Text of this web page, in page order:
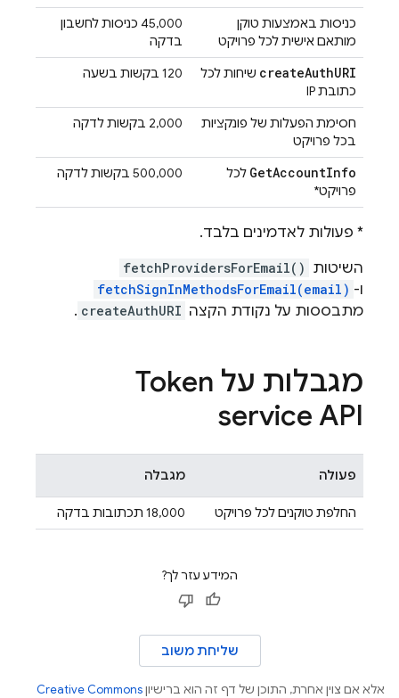
כניסות באמצעות טוקן
מותאם אישית לכל פרויקט
‫45,000 כניסות לחשבון
בדקה
createAuthURI
שיחות לכל
כתובת IP
‫120 בקשות בשעה
חסימת הפעלות של פונקציות
בכל פרויקט
‫2,000 בקשות לדקה
GetAccountInfo
לכל
פרויקט*
‫500,000 בקשות לדקה
* פעולות לאדמינים בלבד.
השיטות fetchProvidersForEmail()
ו- fetchSignInMethodsForEmail(email)
מתבססות על נקודת הקצה createAuthURI
.
מגבלות על Token
service API
פעולה מגבלה
החלפת טוקנים לכל פרויקט ‫18,000 תכתובות בדקה
המידע עזר לך?
שליחת משוב
אלא אם צוין אחרת, התוכן של דף זה הוא ברישיוןCreative Commons